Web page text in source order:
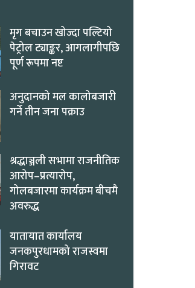
मृग बचाउन खोज्दा पल्टियो
पेट्रोल ट्याङ्कर, आगलागीपछि
पूर्ण रूपमा नष्ट
अनुदानको मल कालोबजारी
गर्ने तीन जना पक्राउ
श्रद्धाञ्जली सभामा राजनीतिक
आरोप–प्रत्यारोप,
गोलबजारमा कार्यक्रम बीचमै
अवरुद्ध
यातायात कार्यालय
जनकपुरधामको राजस्वमा
गिरावट